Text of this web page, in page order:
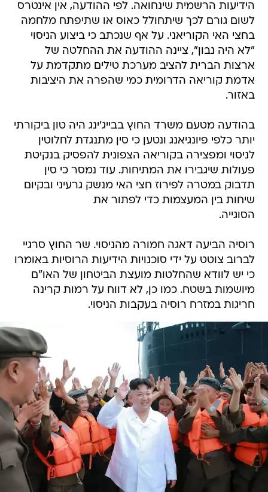
הידיעות הרשמית שינחואה. לפי ההודעה, אין אינטרס
לשום גורם לכך שיתחולל כאוס או שתיפתח מלחמה
בחצי האי הקוריאני. על אף שנכתב כי ביצוע הניסוי
"לא היה נבון", ציינה ההודעה את ההחלטה של
ארצות הברית להציב מערכת טילים מתקדמת על
אדמת קוריאה הדרומית כמי שהפרה את היציבות
באזור.
בהודעה מטעם משרד החוץ בבייג'ינג היה טון ביקורתי
יותר כלפי פיונגיאנג ונטען כי סין מתנגדת לחלוטין
לניסוי ומפצירה בקוריאה הצפונית להפסיק בנקיטת
פעולות שיגבירו את המתיחות. עוד נמסר כי סין
תדבוק במטרה לפירוז חצי האי מנשק גרעיני ובקיום
שיחות בין המעצמות כדי לפתור את
הסוגייה.
רוסיה הביעה דאגה חמורה מהניסוי. שר החוץ סרגיי
לברוב צוטט על ידי סוכנויות הידיעות הרוסיות באומרו
כי יש לוודא שהחלטות מועצת הביטחון של האו"ם
מיושמות בשטח. כמו כן, לא דווח על רמות קרינה
חריגות במזרח רוסיה בעקבות הניסוי.